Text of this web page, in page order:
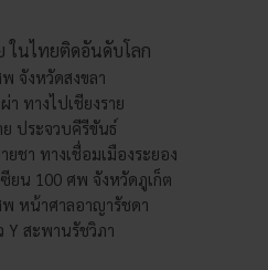
ในไทยติดอันดับโลก
จังหวัดสงขลา
า ทางไปเชียงราย
ประจวบคีรีขันธ์
ยชา ทางเชื่อมเมืองระยอง
ยน 100 ศพ จังหวัดภูเก็ต
พ หน้าศาลอาญารัชดา
Y สะพานรัชวิภา